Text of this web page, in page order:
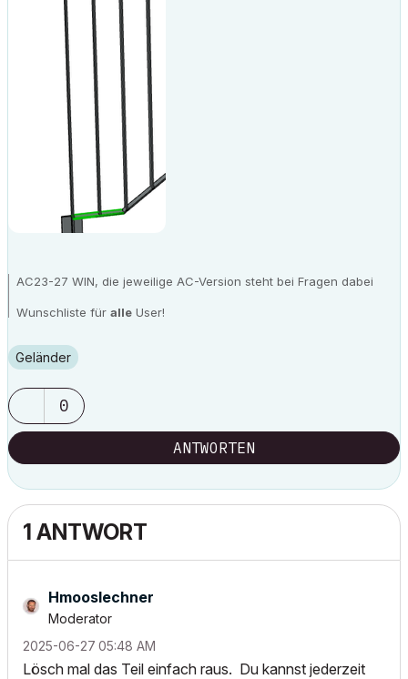
AC23-27 WIN, die jeweilige AC-Version steht bei Fragen dabei
Wunschliste für alle User!
Geländer
0
ANTWORTEN
1 ANTWORT
Hmooslechner
Moderator
‎2025-06-27 05:48 AM
Lösch mal das Teil einfach raus. Du kannst jederzeit